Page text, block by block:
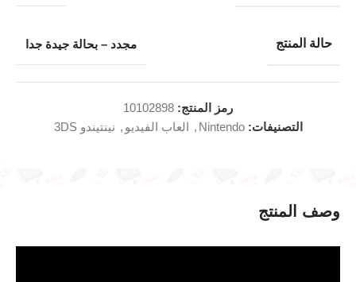
وصف المنتج
حالة المنتج مجدد – بحالة جيدة جدا
رمز المنتج: 10102898
التصنيفات: Nintendo
, العاب الفيديو , نينتيندو 3DS